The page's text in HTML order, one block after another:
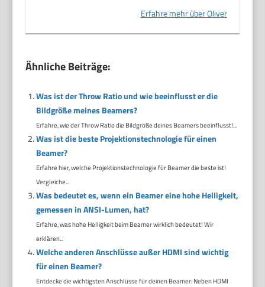
Erfahre mehr über Oliver
Ähnliche Beiträge:
Was ist der Throw Ratio und wie beeinflusst er die
Bildgröße meines Beamers?
Erfahre, wie der Throw Ratio die Bildgröße deines Beamers beeinflusst!...
Was ist die beste Projektionstechnologie für einen
Beamer?
Erfahre hier, welche Projektionstechnologie für Beamer die beste ist!
Vergleiche...
Was bedeutet es, wenn ein Beamer eine hohe Helligkeit,
gemessen in ANSI-Lumen, hat?
Erfahre, was hohe Helligkeit beim Beamer wirklich bedeutet! Wir
erklären...
Welche anderen Anschlüsse außer HDMI sind wichtig
für einen Beamer?
Entdecke die wichtigsten Anschlüsse für deinen Beamer: Neben HDMI